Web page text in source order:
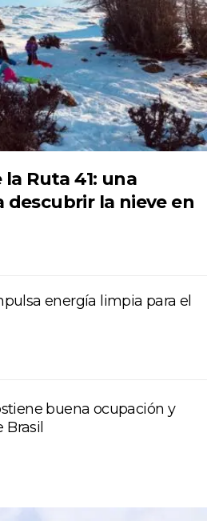
Ruta 41: una
descubrir la nieve en
energía limpia para el
buena ocupación y